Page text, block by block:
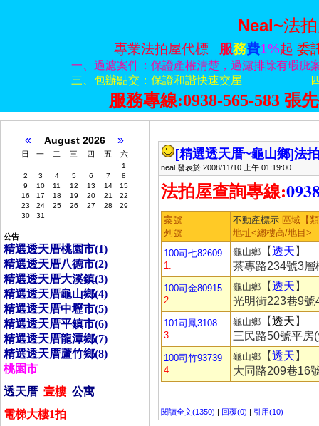
Neal~法
專業法拍屋代標 服務費1%起 委
一、過濾案件：保證產權清楚，過濾排除有瑕疵
三、包辦點交：保證和諧快速交屋
服務專線:0938-565-583 張
« August 2026 »
日 一 二 三 四 五 六
1
2
3 4 5 6 7
8
9
10 11 12 13 14
15
16
17 18 19 20 21
22
23
24 25 26 27 28
29
30
31
公告
精選透天­厝桃園市(1)
精選透天­厝八德市(2)
精選透天­厝大溪鎮(3)
精選透天­厝龜山鄉(4)
精選透天­厝中壢市(5)
精選透天­厝平鎮市(6)
精選透天­厝龍潭鄉(7)
精選透天­厝蘆竹鄉(8)
桃園市
透天­厝 壹樓 公寓
電梯大樓1拍
[精選透天厝~龜山鄉]法
neal 發表於 2008/11/10 上午 01:19:00
法拍屋查詢專線:
案號
列號
不動產標示 區域
地址<總樓高/地目>
100司七82609
1.
龜山鄉 【透天 】
茶專路234號3層
100司金80915
2.
龜山鄉 【透天 】
光明街223巷9號
101司鳳3108
3.
龜山鄉 【透天 】
三民路50號平房
100司竹93739
4.
龜山鄉 【透天 】
大同路209巷16
閱讀全文(1350) | 回覆(0) | 引用(10)